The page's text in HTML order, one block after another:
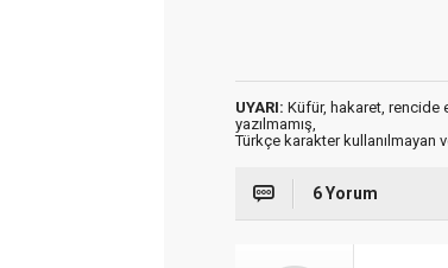
UYARI: Küfür, hakaret, rencide
yazılmamış,
Türkçe karakter kullanılmayan
6 Yorum